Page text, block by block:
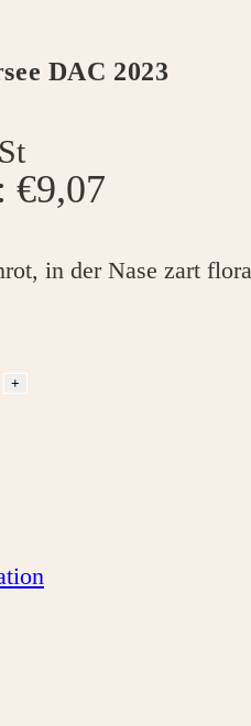
DAC 2023
€9,07
in der Nase zart
+